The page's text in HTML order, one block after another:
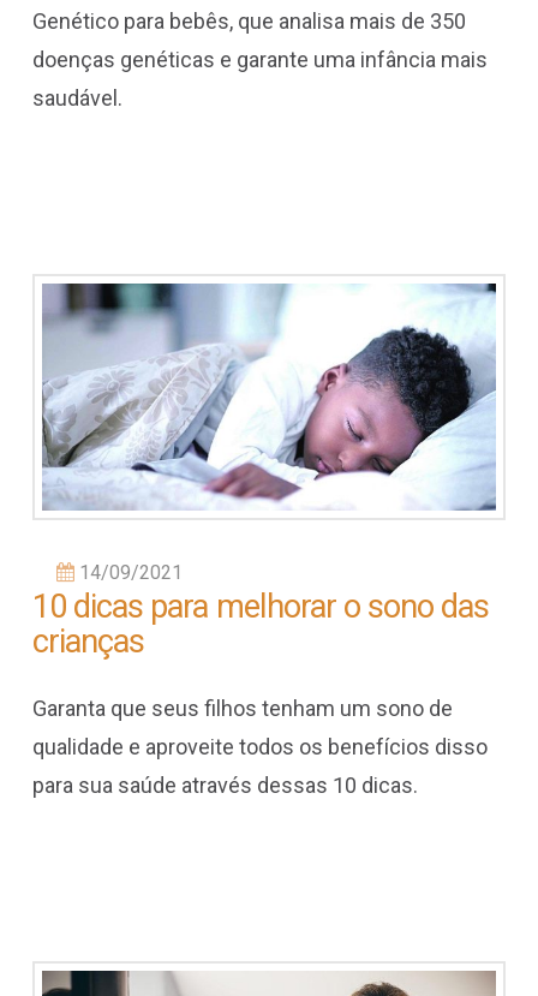
Genético para bebês, que analisa mais de 350
doenças genéticas e garante uma infância mais
saudável.
14/09/2021
10 dicas para melhorar o sono das
crianças
Garanta que seus filhos tenham um sono de
qualidade e aproveite todos os benefícios disso
para sua saúde através dessas 10 dicas.